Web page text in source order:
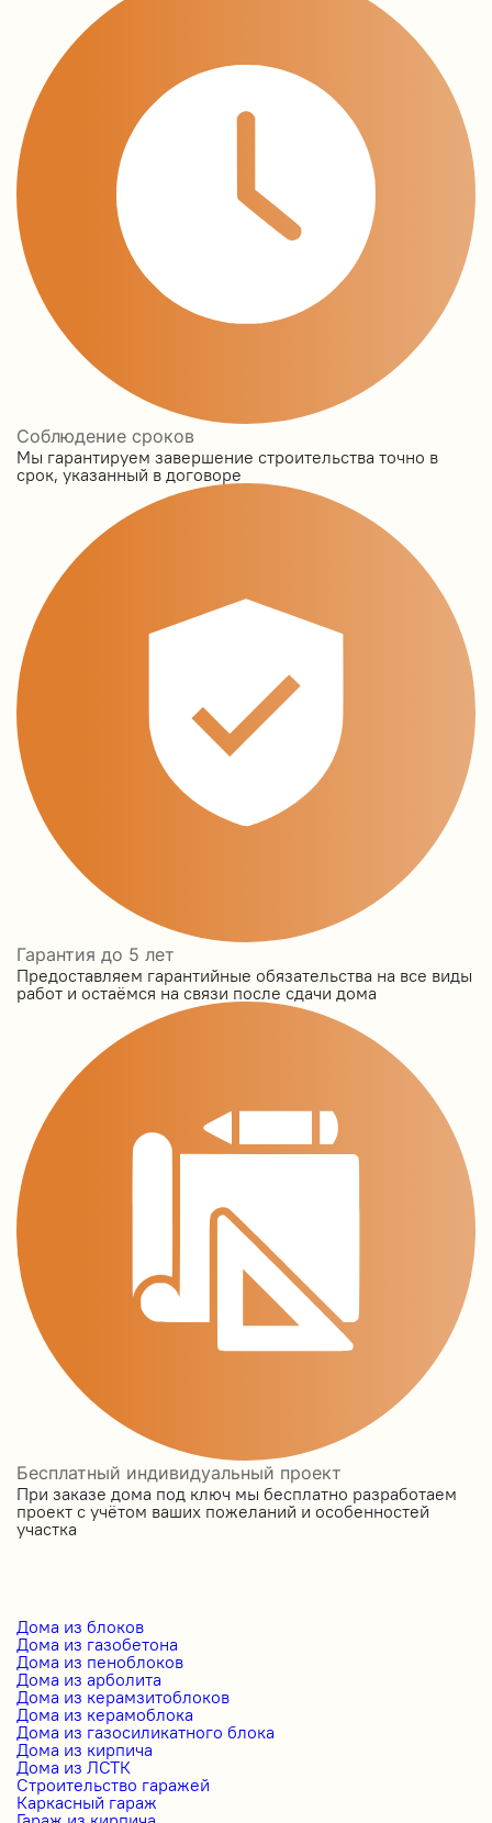
Соблюдение сроков
Мы гарантируем завершение строительства точно в
срок, указанный в договоре
Гарантия до 5 лет
Предоставляем гарантийные обязательства на все виды
работ и остаёмся на связи после сдачи дома
Бесплатный индивидуальный проект
При заказе дома под ключ мы бесплатно разработаем
проект с учётом ваших пожеланий и особенностей
участка
Дома из блоков
Дома из газобетона
Дома из пеноблоков
Дома из арболита
Дома из керамзитоблоков
Дома из керамоблока
Дома из газосиликатного блока
Дома из кирпича
Дома из ЛСТК
Строительство гаражей
Каркасный гараж